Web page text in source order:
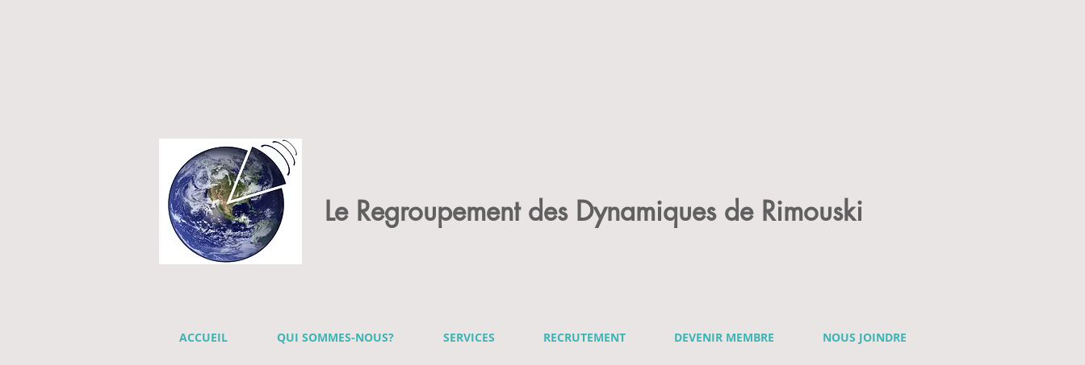
Le Regroupement des Dynamiques de Rimouski
ACCUEIL QUI SOMMES-NOUS? SERVICES RECRUTEMENT DEVENIR MEMBRE NOUS JOINDRE